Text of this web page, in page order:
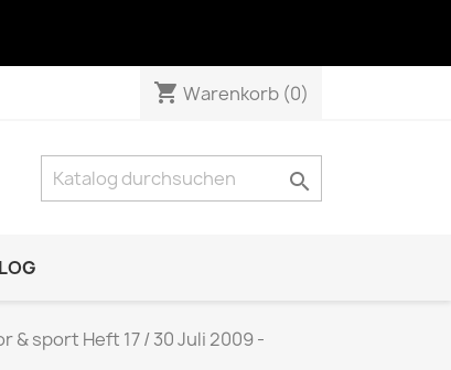
shopping_cart Warenkorb (0)

NATUR & TECHNIK
& sport Heft 17 / 30 Juli 2009 -